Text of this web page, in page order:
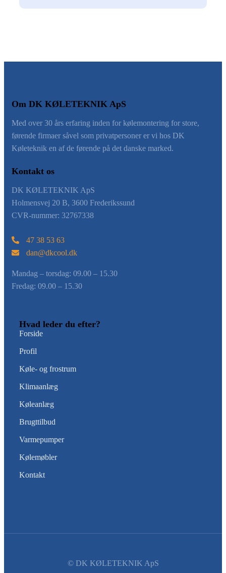
Om DK KØLETEKNIK ApS
​Med over 30 års erfaring inden for kølemontering for store,
førende firmaer såvel som privatpersoner er vi hos DK
Køleteknik en af de førende på det danske marked.
Kontakt os
DK KØLETEKNIK ApS
Holmensvej 20 B, 3600 Frederikssund
CVR-nummer: 32767338
47 38 53 63
dan@dkcool.dk
Mandag – torsdag: ​09.00 – 15.30
Fredag: ​09.00 – 15.30
Hvad leder du efter?
Forside
Profil
Køle- og frostrum
Klimaanlæg
Køleanlæg
Brugttilbud
Varmepumper
Kølemøbler
Kontakt
© DK KØLETEKNIK ApS